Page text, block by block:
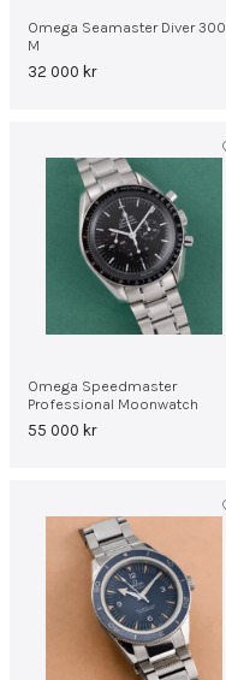
Omega Seamaster Diver 300
M
32 000 kr
Omega Speedmaster
Professional Moonwatch
55 000 kr